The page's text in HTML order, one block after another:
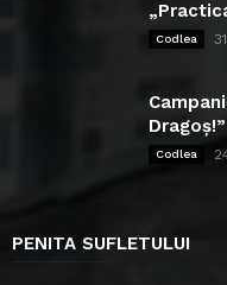
Codlea
Dragoș!”
Codlea
PENITA SUFLETULUI